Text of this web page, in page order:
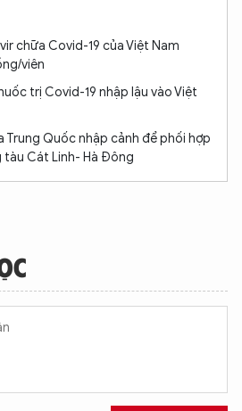
chữa Covid-19 của Việt Nam
viên
trị Covid-19 nhập lậu vào Việt
Trung Quốc nhập cảnh để phối hợp
tàu Cát Linh- Hà Đông